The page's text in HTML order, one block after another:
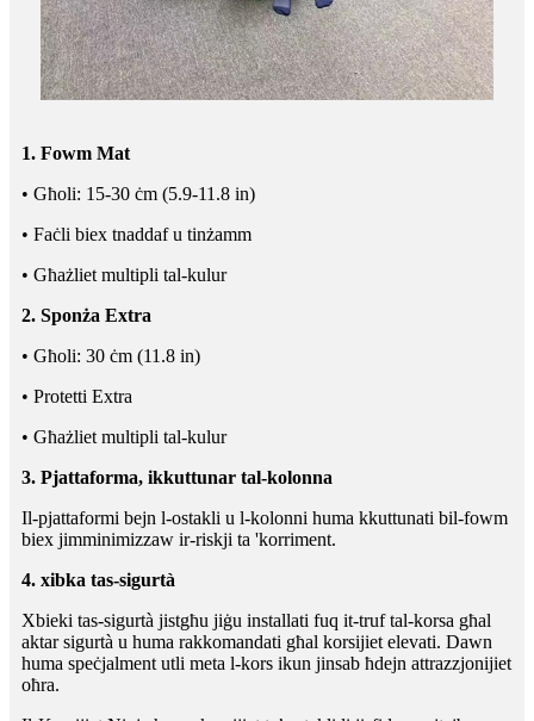
1. Fowm Mat
• Għoli: 15-30 ċm (5.9-11.8 in)
• Faċli biex tnaddaf u tinżamm
• Għażliet multipli tal-kulur
2. Sponża Extra
• Għoli: 30 ċm (11.8 in)
• Protetti Extra
• Għażliet multipli tal-kulur
3. Pjattaforma, ikkuttunar tal-kolonna
Il-pjattaformi bejn l-ostakli u l-kolonni huma kkuttunati bil-fowm
biex jimminimizzaw ir-riskji ta 'korriment.
4. xibka tas-sigurtà
Xbieki tas-sigurtà jistgħu jiġu installati fuq it-truf tal-korsa għal
aktar sigurtà u huma rakkomandati għal korsijiet elevati. Dawn
huma speċjalment utli meta l-kors ikun jinsab ħdejn attrazzjonijiet
oħra.